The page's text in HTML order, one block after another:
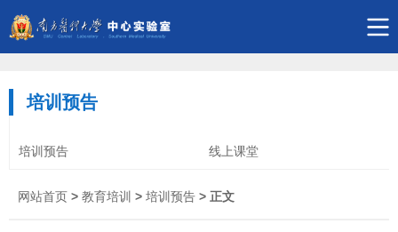
培训预告
培训预告 线上课堂
网站首页 > 教育培训 > 培训预告 > 正文